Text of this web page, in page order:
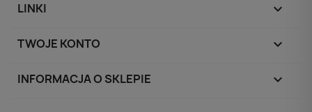
LINKI 
TWOJE KONTO 
INFORMACJA O SKLEPIE keyboard_arrow_down